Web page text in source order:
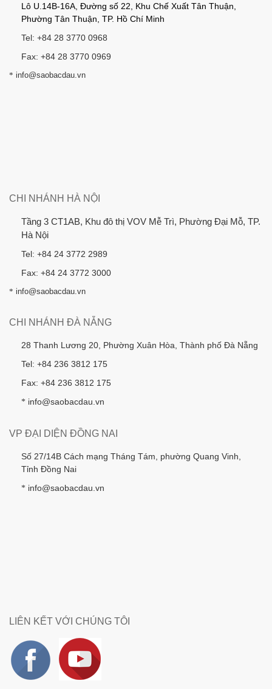
Lô U.14B-16A, Đường số 22, Khu Chế Xuất Tân Thuận,
Phường Tân Thuận, TP. Hồ Chí Minh
Tel: +84 28 3770 0968
Fax: +84 28 3770 0969
* info@saobacdau.vn
CHI NHÁNH HÀ NỘI
Tầng 3 CT1AB, Khu đô thị VOV Mễ Trì, Phường Đại Mỗ, TP.
Hà Nội
Tel: +84 24 3772 2989
Fax: +84 24 3772 3000
* info@saobacdau.vn
CHI NHÁNH ĐÀ NẴNG
28 Thanh Lương 20, Phường Xuân Hòa, Thành phố Đà Nẵng
Tel: +84 236 3812 175
Fax: +84 236 3812 175
* info@saobacdau.vn
VP ĐẠI DIỆN ĐỒNG NAI
Số 27/14B Cách mạng Tháng Tám, phường Quang Vinh,
Tỉnh Đồng Nai
* info@saobacdau.vn
LIÊN KẾT VỚI CHÚNG TÔI